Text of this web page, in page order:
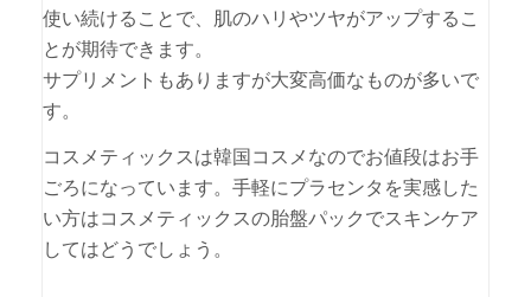
使い続けることで、肌のハリやツヤがアップするこ
とが期待できます。
サプリメントもありますが大変高価なものが多いで
す。
コスメティックスは韓国コスメなのでお値段はお手
ごろになっています。手軽にプラセンタを実感した
い方はコスメティックスの胎盤パックでスキンケア
してはどうでしょう。